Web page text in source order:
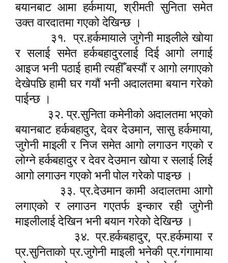
बयानबाट आमा हर्कमाया,श्रीमती सुनिता समेत
उक्त वारदातमा गएको देखिन्छ ।
३१.
प्र.हर्कमायाले जुगेनी माइलीले खोया
र सलाई समेत हर्कबहादुरलाई दिई आगो लगाई
आइज भनी पठाई हामी त्यहीँ बस्यौं र आगो लगाएको
देखेपछि हामी घर गयौं भनी अदालतमा बयान गरेको
पाईन्छ ।
३२. प्र.सुनिता कमेनीको अदालतमा भएको
बयानबाट हर्कबहादुर,देवर देउमान,सासु हर्कमाया,
जुगेनी माइली र निज समेत आगो लगाउन गएको र
लोग्ने हर्कबहादुर र देवर देउमान खोया र सलाई लिई
आगो लगाउन गएको भनी पोल गरेको पाइन्छ ।
३३. प्र.देउमान कामी अदालतमा आगो
लगाएको र लगाउन गएतर्फ इन्कार रही जुगेनी
माइलीलाई देखिन भनी बयान गरेको देखिन्छ ।
३४. प्र.हर्कबहादुर,प्र.हर्कमाया र
प्र.सुनिताको प्र.जुगेनी माइली भनेकी प्र.गंगामाया